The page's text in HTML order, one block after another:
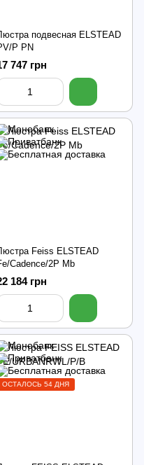
подвесная ELSTEAD
P PN
747 грн
Feiss ELSTEAD
Cadence/2P Mb
184 грн
ОСТАЛОСЬ 54 ДНЯ